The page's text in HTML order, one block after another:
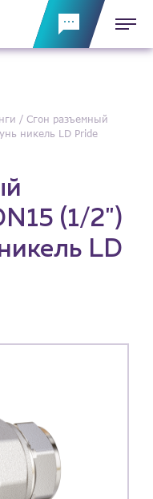
Сгон разъемный
никель LD Pride
(1/2")
LD